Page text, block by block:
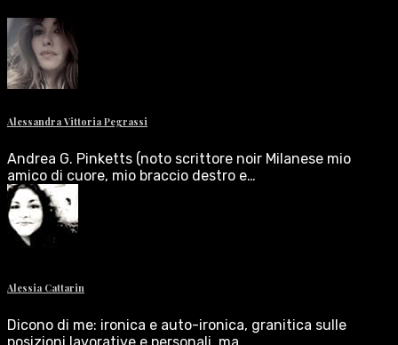
Alessandra Vittoria Pegrassi
Andrea G. Pinketts (noto scrittore noir Milanese mio
amico di cuore, mio braccio destro e…
Alessia Cattarin
Dicono di me: ironica e auto-ironica, granitica sulle